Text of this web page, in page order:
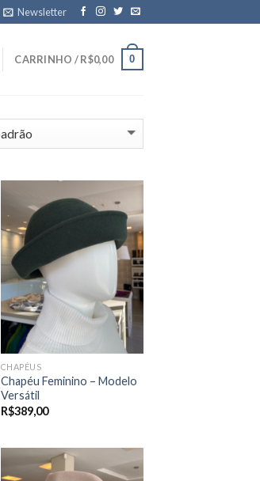
Newsletter
CARRINHO /R$0,00 0
CHAPÉUS
Chapéu Feminino – Modelo
Versátil
R$389,00